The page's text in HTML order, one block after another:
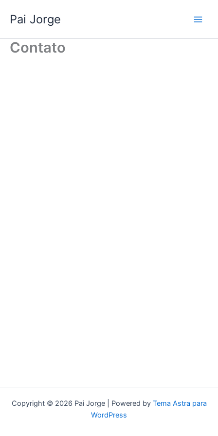
para
conteúdo
Pai Jorge
Contato
Copyright © 2026 Pai Jorge | Powered by Tema Astra para
WordPress